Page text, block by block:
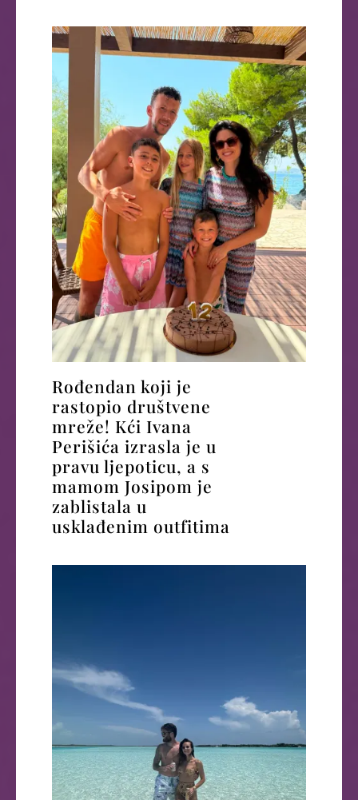
Rođendan koji je
rastopio društvene
mreže! Kći Ivana
Perišića izrasla je u
pravu ljepoticu, a s
mamom Josipom je
zablistala u
usklađenim outfitima